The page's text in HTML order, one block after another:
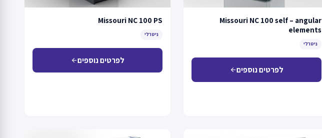
Missouri NC 100 self – angular
elements
ניטרלי
לפרטים נוספיםarrow_back
Missouri NC 100 PS
ניטרלי
לפרטים נוספיםarrow_back